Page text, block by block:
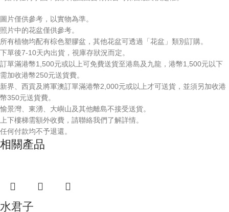
圖片僅供參考，以實物為準。
照片中的花盆僅供參考。
所有植物均配有棕色塑膠盆，其他花盆可透過「花盆」類別訂購。
下單後7-10天內出貨，視庫存狀況而定。
訂單滿港幣1,500元或以上可免費送貨至港島及九龍，港幣1,500元以下
需加收港幣250元送貨費。
新界、西貢及將軍澳訂單滿港幣2,000元或以上才可送貨，並須另加收港
幣350元送貨費。
愉景灣、東湧、大嶼山及其他離島不接受送貨。
上下樓梯需額外收費，請聯絡我們了解詳情。
任何付款均不予退還。
相關產品
水君子